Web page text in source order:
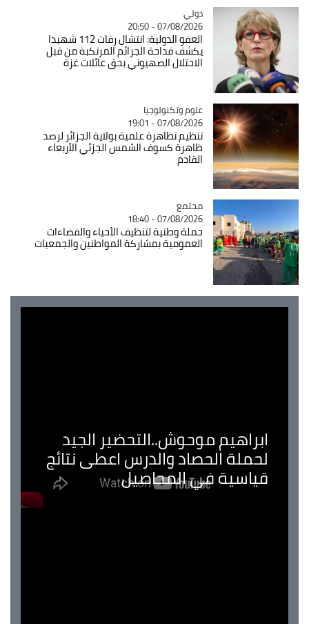
Catégorie
دولي
07/08/2026 - 20:50
العفو الدولية: انتشال رفات 112 شهيدا
يكشف فداحة الجرائم المرتكبة من قبل
الاحتلال الصهيوني بحق عائلات غزة
Catégorie
علوم وتكنولوجيا
07/08/2026 - 19:01
تنظيم تظاهرة علمية بولاية الجزائر لرصد
ظاهرة كسوف الشمس الجزئي الأربعاء
القادم
Catégorie
مجتمع
07/08/2026 - 18:40
حملة وطنية لتنظيف الأحياء والفضاءات
العمومية بمشاركة المواطنين والجمعيات
ابراهيم موحوش..التحضير الجيد
لحملة الحصاد والدرس اعطى نتائج
قياسية في المحاصيل